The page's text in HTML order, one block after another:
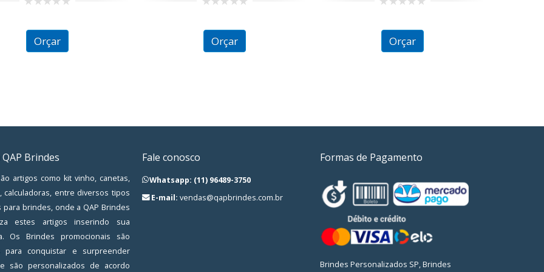
of
Orçar
of
Orçar
of
Orçar
Brindes
artigos como kit vinho, canetas,
calculadoras, entre diversos tipos
para brindes, onde a QAP Brindes
estes artigos inserindo sua
Os Brindes promocionais são
para conquistar e surpreender
são personalizados de acordo
Fale conosco
Whatsapp: (11) 96489-3750
E-mail: vendas@qapbrindes.com.br
Formas de Pagamento
Brindes Personalizados SP, Brindes